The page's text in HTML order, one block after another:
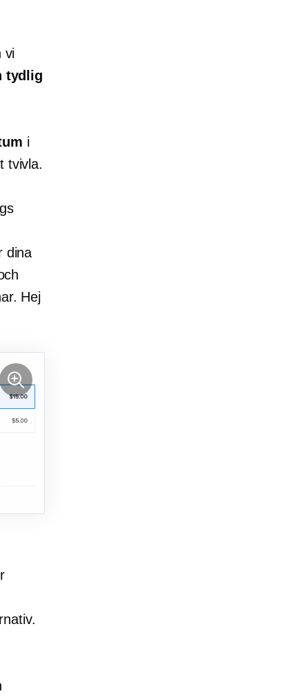
vi
tydlig
i
tvivla.
dina
Hej